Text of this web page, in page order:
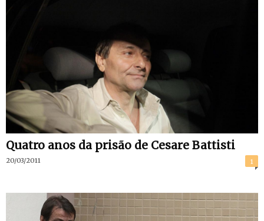
Quatro anos da prisão de Cesare Battisti
20/03/2011 1